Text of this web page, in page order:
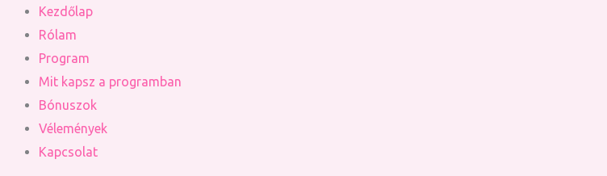
content
Kezdőlap
Rólam
Program
Mit kapsz a programban
Bónuszok
Vélemények
Kapcsolat